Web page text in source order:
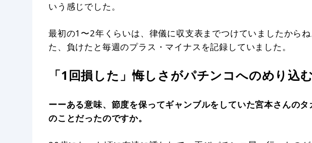
いう感じでした。
最初の1〜2年くらいは、律儀に収支表までつけていましたから
た、負けたと毎週のプラス・マイナスを記録していました。
「1回損した」悔しさがパチンコへのめり込
ーーある意味、節度を保ってギャンブルをしていた宮本さんの
のことだったのですか。